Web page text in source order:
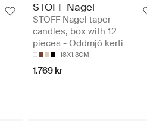
STOFF Nagel
STOFF Nagel taper
candles, box with 12
pieces - Oddmjó kerti
18X1.3CM
1.769 kr